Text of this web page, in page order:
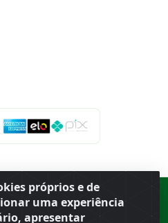
próprios e de
uma experiência
apresentar
Porto Ferreira ·BR
· CEP
91